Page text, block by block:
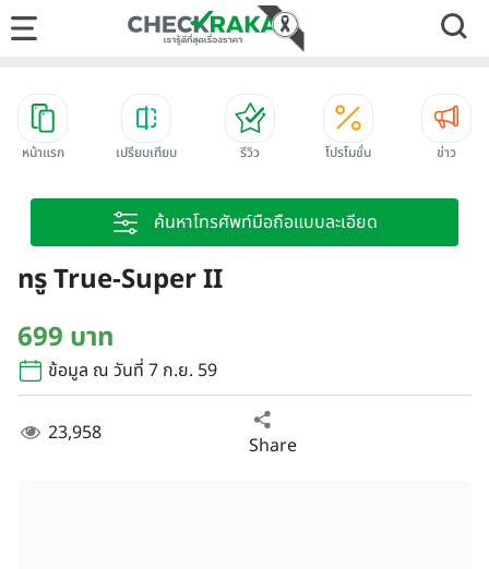
หน้าแรก เปรียบเทียบ รีวิว โปรโมชั่น ข่าว
ค้นหาโทรศัพท์มือถือแบบละเอียด
ทรู True-Super II
699 บาท
ข้อมูล ณ วันที่ 7 ก.ย. 59
23,958 Share